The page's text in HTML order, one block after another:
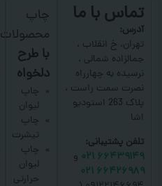
تماس با ما
آدرس:
تهران، خ انقلاب ،
جمالزاده شمالی ،
نرسیده به چهارراه
نصرت سمت راست ،
پلاک 263 استودیو
اشا
تلفن پشتیبانی:
۶۶۴۳۹۱۴۹ ۰۲۱
و
۶۶۴۲۶۹۸۹ ۰۲۱
چاپ
محصولات
با طرح
دلخواه
چاپ
لیوان
چاپ
تیشرت
چاپ
لیوان
حرارتی